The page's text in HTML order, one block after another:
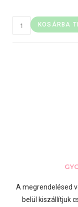
KOSÁRBA
A megrendelésed
belül kiszállítjuk